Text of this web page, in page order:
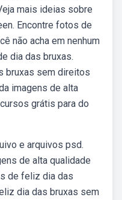
mais ideias sobre
Encontre fotos de
não acha em nenhum
dia das bruxas.
bruxas sem direitos
imagens de alta
grátis para do
e arquivos psd.
de alta qualidade
de feliz dia das
dia das bruxas sem